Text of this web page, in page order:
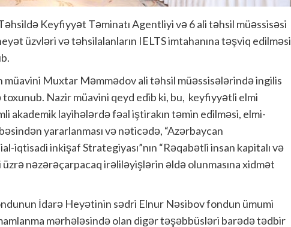
Keyfiyyət Təminatı Agentliyi və 6 ali təhsil müəssisəsi
üzvləri və təhsilalanların IELTS imtahanına təşviq edilməsi
müavini Muxtar Məmmədov ali təhsil müəssisələrində ingilis
Nazir müavini qeyd edib ki, bu, keyfiyyətli elmi
akademik layihələrdə fəal iştirakın təmin edilməsi, elmi-
yararlanması və nəticədə, “Azərbaycan
iqtisadi inkişaf Strategiyası”nın “Rəqabətli insan kapitalı və
nəzərəçarpacaq irəliləyişlərin əldə olunmasına xidmət
İdarə Heyətinin sədri Elnur Nəsibov fondun ümumi
mərhələsində olan digər təşəbbüsləri barədə tədbir